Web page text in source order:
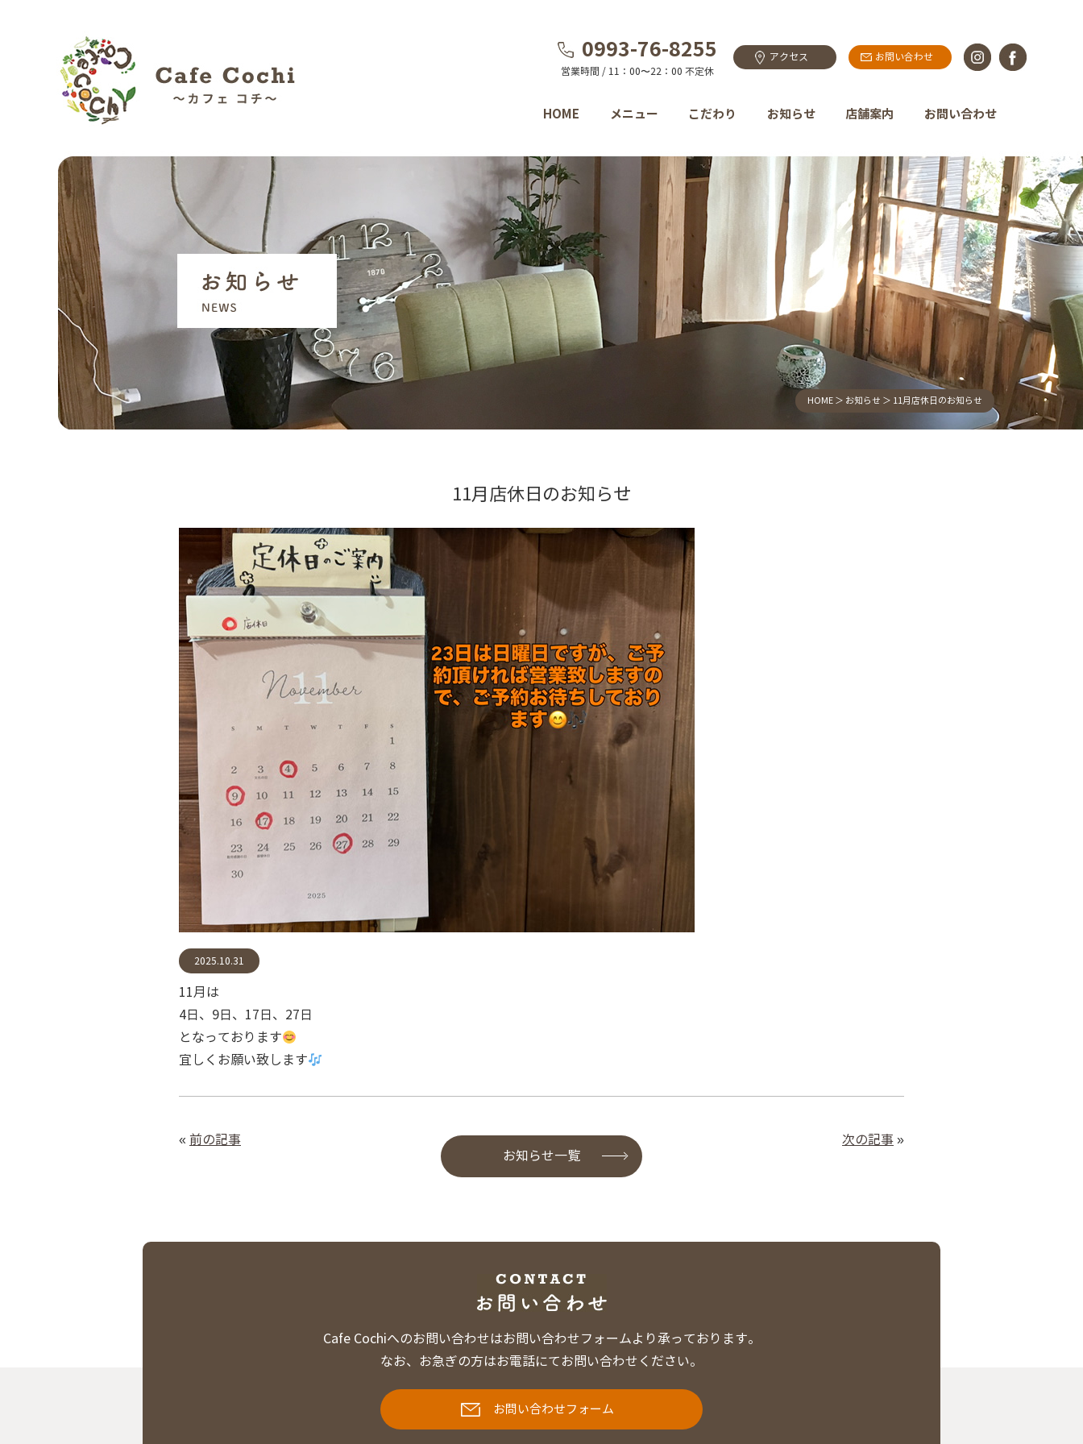
0993-76-8255
営業時間 / 11：00〜22：00 不定休
アクセス お問い合わせ
HOME メニュー こだわり お知らせ 店舗案内 お問い合わせ
HOME ＞ お知らせ ＞ 11月店休日のお知らせ
11月店休日のお知らせ
2025.10.31
11月は
4日、9日、17日、27日
となっております
宜しくお願い致します
« 前の記事 次の記事 »
お知らせ一覧
Cafe Cochiへのお問い合わせはお問い合わせフォームより承っております。
なお、お急ぎの方はお電話にてお問い合わせください。
お問い合わせフォーム